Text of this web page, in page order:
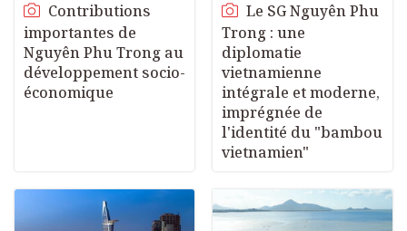
Contributions
importantes de
Nguyên Phu Trong au
développement socio-
économique
Le SG Nguyên Phu
Trong : une
diplomatie
vietnamienne
intégrale et moderne,
imprégnée de
l'identité du "bambou
vietnamien"